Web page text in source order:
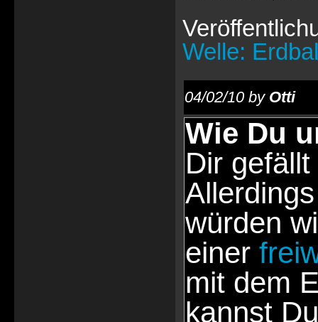
Welle:
04/02/10 by Otti
Wie Du
Dir
würden
einer
mit dem
kannst